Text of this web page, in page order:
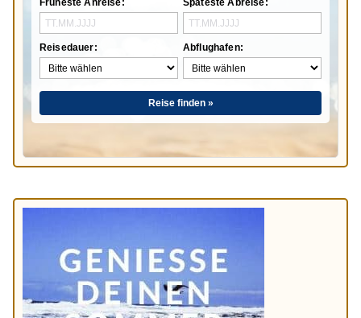
Früheste Anreise:
Reisedauer:
Späteste Abreise:
Abflughafen:
Reise finden »